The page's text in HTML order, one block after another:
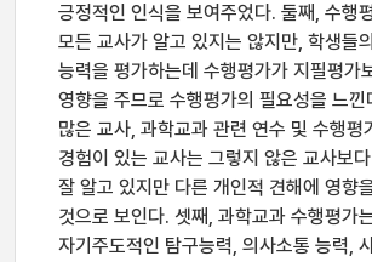
긍정적인 인식을 보여주었다. 둘째, 수행
모든 교사가 알고 있지는 않지만, 학생들
능력을 평가하는데 수행평가가 지필평가
영향을 주므로 수행평가의 필요성을 느낀
많은 교사, 과학교과 관련 연수 및 수행평
경험이 있는 교사는 그렇지 않은 교사보
잘 알고 있지만 다른 개인적 견해에 영향
것으로 보인다. 셋째, 과학교과 수행평가
자기주도적인 탐구능력, 의사소통 능력,